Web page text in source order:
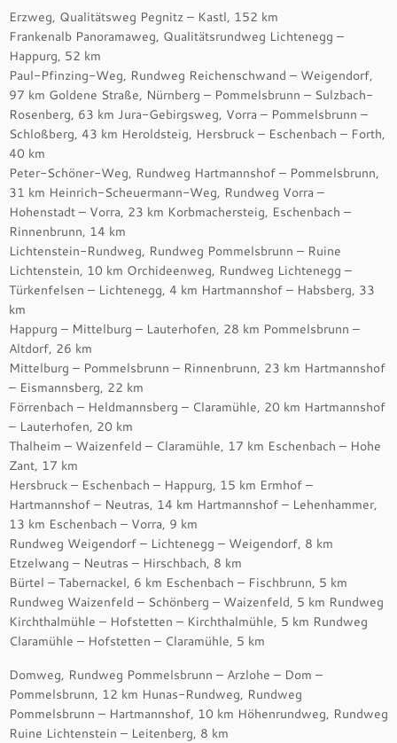
Erzweg, Qualitätsweg Pegnitz – Kastl, 152 km
Frankenalb Panoramaweg, Qualitätsrundweg Lichtenegg –
Happurg, 52 km
Paul-Pfinzing-Weg, Rundweg Reichenschwand – Weigendorf,
97 km Goldene Straße, Nürnberg – Pommelsbrunn – Sulzbach-
Rosenberg, 63 km Jura-Gebirgsweg, Vorra – Pommelsbrunn –
Schloßberg, 43 km Heroldsteig, Hersbruck – Eschenbach – Forth,
40 km
Peter-Schöner-Weg, Rundweg Hartmannshof – Pommelsbrunn,
31 km Heinrich-Scheuermann-Weg, Rundweg Vorra –
Hohenstadt – Vorra, 23 km Korbmachersteig, Eschenbach –
Rinnenbrunn, 14 km
Lichtenstein-Rundweg, Rundweg Pommelsbrunn – Ruine
Lichtenstein, 10 km Orchideenweg, Rundweg Lichtenegg –
Türkenfelsen – Lichtenegg, 4 km Hartmannshof – Habsberg, 33
km
Happurg – Mittelburg – Lauterhofen, 28 km Pommelsbrunn –
Altdorf, 26 km
Mittelburg – Pommelsbrunn – Rinnenbrunn, 23 km Hartmannshof
– Eismannsberg, 22 km
Förrenbach – Heldmannsberg – Claramühle, 20 km Hartmannshof
– Lauterhofen, 20 km
Thalheim – Waizenfeld – Claramühle, 17 km Eschenbach – Hohe
Zant, 17 km
Hersbruck – Eschenbach – Happurg, 15 km Ermhof –
Hartmannshof – Neutras, 14 km Hartmannshof – Lehenhammer,
13 km Eschenbach – Vorra, 9 km
Rundweg Weigendorf – Lichtenegg – Weigendorf, 8 km
Etzelwang – Neutras – Hirschbach, 8 km
Bürtel – Tabernackel, 6 km Eschenbach – Fischbrunn, 5 km
Rundweg Waizenfeld – Schönberg – Waizenfeld, 5 km Rundweg
Kirchthalmühle – Hofstetten – Kirchthalmühle, 5 km Rundweg
Claramühle – Hofstetten – Claramühle, 5 km
Domweg, Rundweg Pommelsbrunn – Arzlohe – Dom –
Pommelsbrunn, 12 km Hunas-Rundweg, Rundweg
Pommelsbrunn – Hartmannshof, 10 km Höhenrundweg, Rundweg
Ruine Lichtenstein – Leitenberg, 8 km